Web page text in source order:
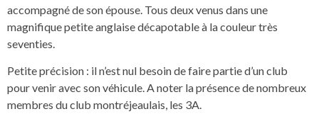
accompagné de son épouse. Tous deux venus dans une
magnifique petite anglaise décapotable à la couleur très
seventies.
Petite précision : il n’est nul besoin de faire partie d’un club
pour venir avec son véhicule. A noter la présence de nombreux
membres du club montréjeaulais, les 3A.